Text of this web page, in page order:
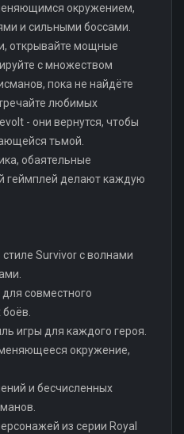
окружением,
и сильными боссами.
открывайте мощные
с множеством
пока не найдёте
любимых
- они вернутся, чтобы
тьмой.
обаятельные
геймплей делают каждую
Survivor с волнами
совместного
игры для каждого героя.
окружение,
и бесчисленных
из серии Royal